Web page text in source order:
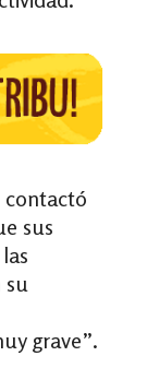
contactó
sus
su
grave”.